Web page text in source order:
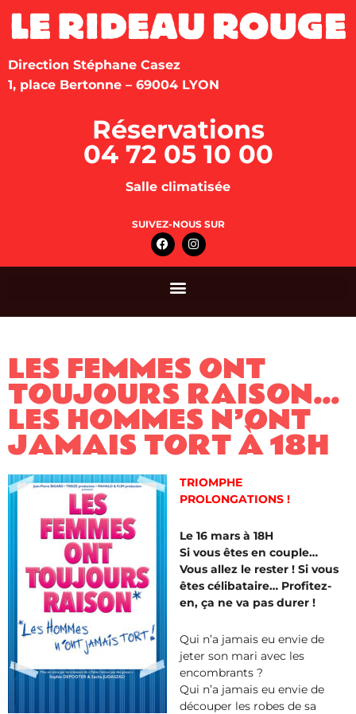
Direction Stéphane Casez
1, place Bertonne – 69004 LYON
Réservations
04 72 05 10 00
Salle climatisée
SUIVEZ-NOUS SUR
LES FEMMES ONT
TOUJOURS RAISON…
LES HOMMES N’ONT
JAMAIS TORT À 18H
TRIOMPHE
PROLONGATIONS !
Le 16 mars à 18H
Si vous êtes en couple…
Vous allez le rester ! Si vous
êtes célibataire… Profitez-
en, ça ne va pas durer !
Qui n’a jamais eu envie de
jeter son mari avec les
encombrants ?
Qui n’a jamais eu envie de
découper les robes de sa